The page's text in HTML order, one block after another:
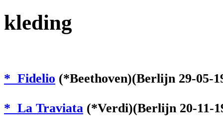
kleding
* Fidelio (*Beethoven)(Berlijn 29-05-
* La Traviata (*Verdi)(Berlijn 20-11-